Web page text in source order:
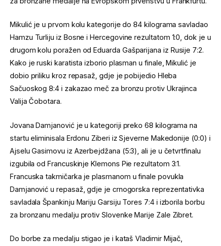
Mikulić je u prvom kolu kategorije do 84 kilograma savladao
Hamzu Turliju iz Bosne i Hercegovine rezultatom 1:0, dok je u
drugom kolu poražen od Eduarda Gašparijana iz Rusije 7:2.
Kako je ruski karatista izborio plasman u finale, Mikulić je
dobio priliku kroz repasaž, gdje je pobijedio Hleba
Sačuoskog 8:4 i zakazao meč za bronzu protiv Ukrajinca
Valija Čobotara.
Jovana Damjanović je u kategoriji preko 68 kilograma na
startu eliminisala Erdonu Ziberi iz Sjeverne Makedonije (0:0) i
Ajselu Gasimovu iz Azerbejdžana (5:3), ali je u četvrtfinalu
izgubila od Francuskinje Klemons Pie rezultatom 3:1.
Francuska takmičarka je plasmanom u finale povukla
Damjanović u repasaž, gdje je crnogorska reprezentativka
savladala Špankinju Mariju Garsiju Tores 7:4 i izborila borbu
za bronzanu medalju protiv Slovenke Marije Zale Zibret.
Do borbe za medalju stigao je i kataš Vladimir Mijač,